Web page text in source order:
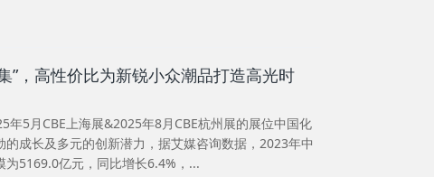
”，高性价比为新锐小众潮品打造高光时
年5月CBE上海展&2025年8月CBE杭州展的展位中国化
的成长及多元的创新潜力，据艾媒咨询数据，2023年中
为5169.0亿元，同比增长6.4%，...